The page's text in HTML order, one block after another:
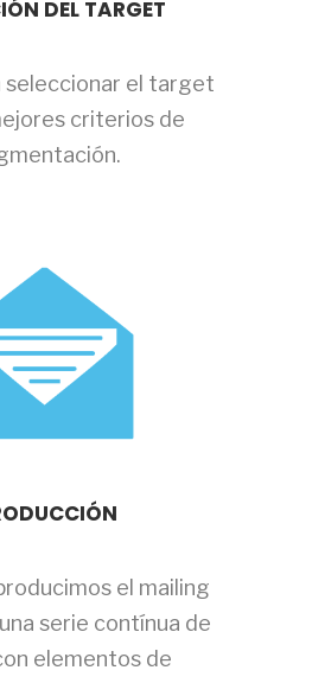
DEL TARGET
seleccionar el target
criterios de
el mailing
serie contínua de
elementos de